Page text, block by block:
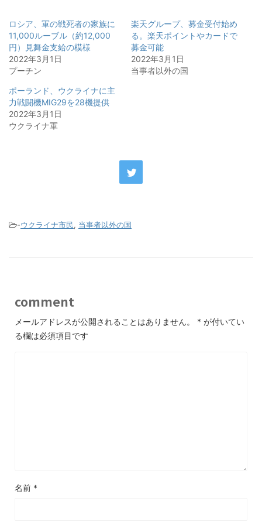
ロシア、軍の戦死者の家族に
11,000ルーブル（約12,000
円）見舞金支給の模様
2022年3月1日
プーチン
楽天グループ、募金受付始め
る。楽天ポイントやカードで
募金可能
2022年3月1日
当事者以外の国
ポーランド、ウクライナに主
力戦闘機MIG29を28機提供
2022年3月1日
ウクライナ軍
-ウクライナ市民, 当事者以外の国
comment
メールアドレスが公開されることはありません。 * が付いてい
る欄は必須項目です
名前 *